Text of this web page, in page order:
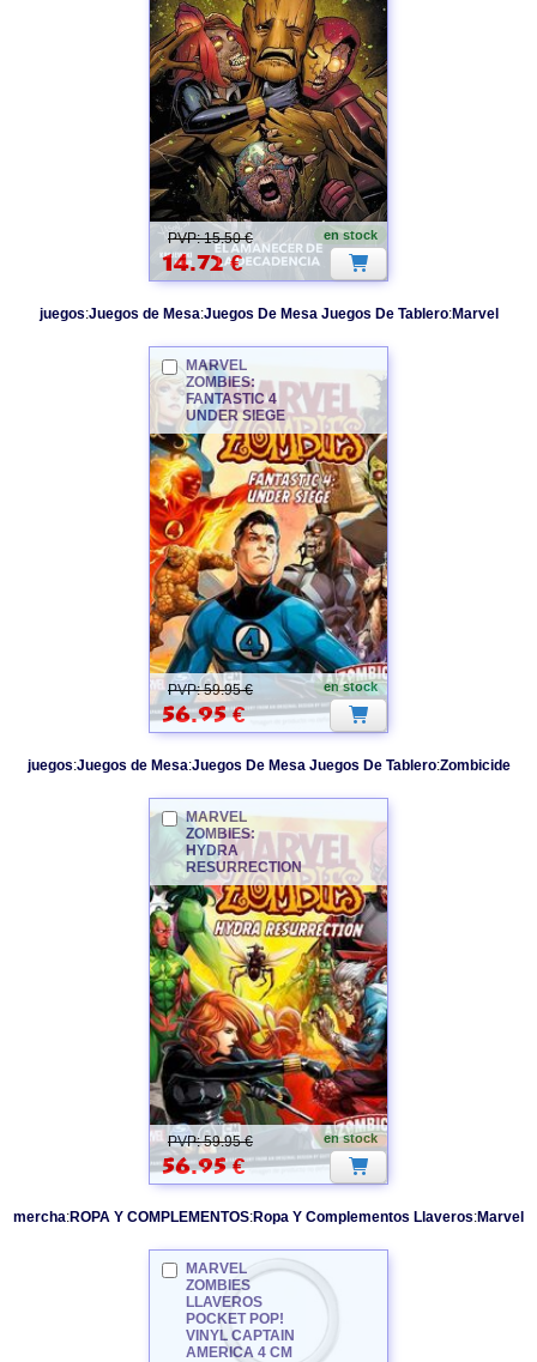
MARVEL ZOMBIES
en stock
PVP: 15.50 €
14.72€
juegos:Juegos de Mesa:Juegos De Mesa Juegos De Tablero:Marvel
MARVEL
ZOMBIES:
FANTASTIC 4
UNDER SIEGE
MARVEL
en stock
PVP: 59.95 €
56.95€
juegos:Juegos de Mesa:Juegos De Mesa Juegos De Tablero:Zombicide
MARVEL
ZOMBIES:
HYDRA
RESURRECTION
en stock
PVP: 59.95 €
56.95€
mercha:ROPA Y COMPLEMENTOS:Ropa Y Complementos Llaveros:Marvel
MARVEL
ZOMBIES
LLAVEROS
POCKET POP!
VINYL CAPTAIN
AMERICA 4 CM